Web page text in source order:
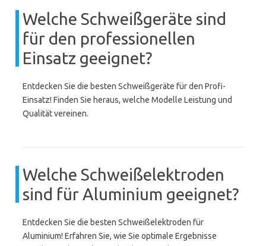
Welche Schweißgeräte sind
für den professionellen
Einsatz geeignet?
Entdecken Sie die besten Schweißgeräte für den Profi-
Einsatz! Finden Sie heraus, welche Modelle Leistung und
Qualität vereinen.
Welche Schweißelektroden
sind für Aluminium geeignet?
Entdecken Sie die besten Schweißelektroden für
Aluminium! Erfahren Sie, wie Sie optimale Ergebnisse